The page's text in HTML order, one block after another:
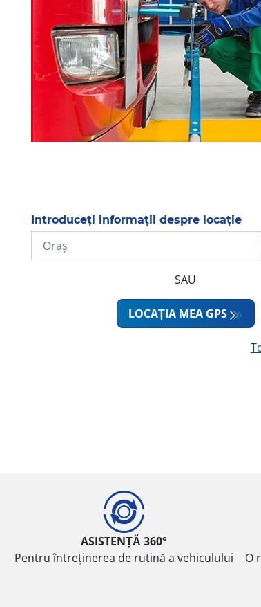
Introduceți informații despre locație
SAU
LOCAȚIA MEA GPS
ASISTENȚĂ 360°
Pentru întreținerea de rutină a vehiculului
O